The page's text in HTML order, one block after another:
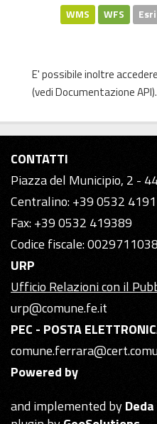
WMS WFS
E' possibile inoltre
(vediDocumentazione API).
CONTATTI
Piazza del Municipio, 2 -
Centralino: +39 0532
Fax: +39 0532 419389
Codice fiscale:
URP
Ufficio Relazioni con il
urp@comune.fe.it
PEC - POSTA
Powered by
and implemented by